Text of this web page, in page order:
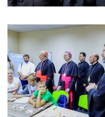
Успіння
Парохії Сумської області
Введення в храм
Матері Божої
Монастирі
Свято-Покровський